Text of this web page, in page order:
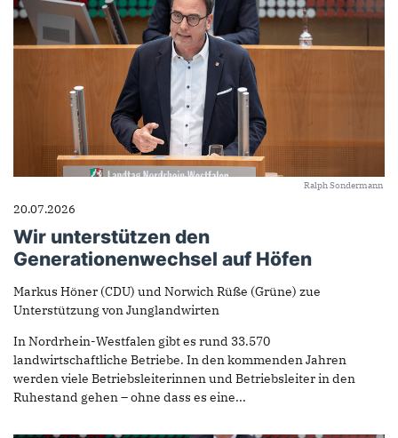
Ralph Sondermann
20.07.2026
Wir unterstützen den
Generationenwechsel auf Höfen
Markus Höner (CDU) und Norwich Rüße (Grüne) zue
Unterstützung von Junglandwirten
In Nordrhein-Westfalen gibt es rund 33.570
landwirtschaftliche Betriebe. In den kommenden Jahren
werden viele Betriebsleiterinnen und Betriebsleiter in den
Ruhestand gehen – ohne dass es eine...